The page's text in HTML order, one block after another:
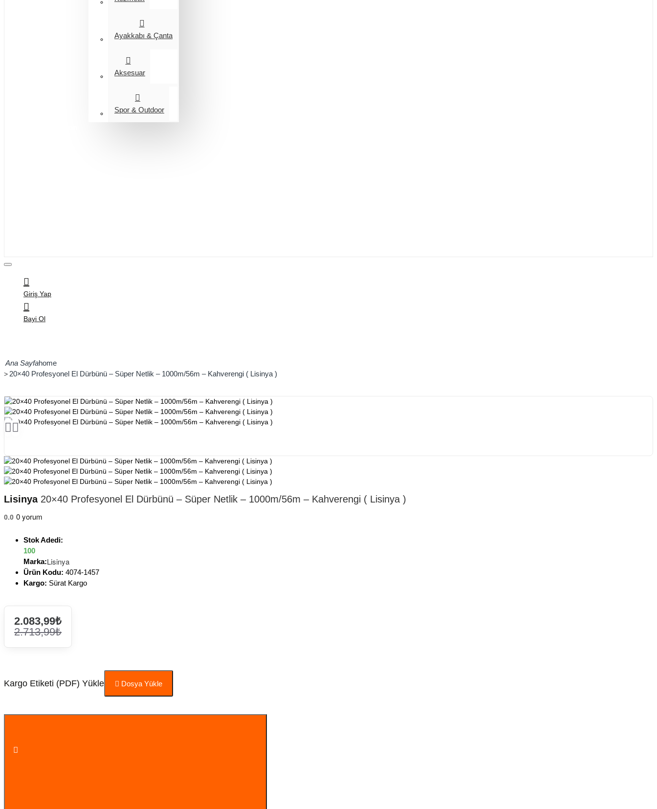
Ayakkabı & Çanta
Aksesuar
Spor & Outdoor
Giriş Yap
Bayi Ol
home
20×40 Profesyonel El Dürbünü – Süper Netlik – 1000m/56m – Kahverengi ( Lisinya )
Lisinya20×40 Profesyonel El Dürbünü – Süper Netlik – 1000m/56m – Kahverengi ( Lisinya )
0.0 0 yorum
Stok Adedi:
100
Marka:Lisinya
Ürün Kodu: 4074-1457
Kargo: Sürat Kargo
2.083,99₺
2.713,99₺
Kargo Etiketi (PDF) Yükle Dosya Yükle